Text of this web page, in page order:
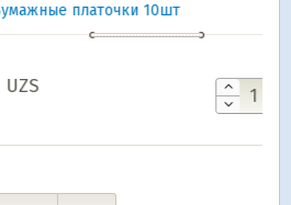
10шт
В корзину